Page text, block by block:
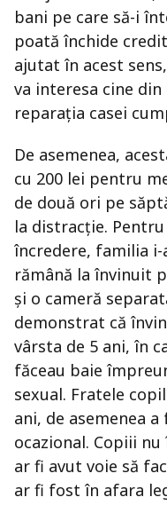
bani pe care să-i
poată închide
ajutat în acest
va interesa cine
reparația casei
De asemenea,
cu 200 lei pentru
de două ori pe
la distracție.
încredere, familia
rămână la învinuit
și o cameră
demonstrat că
vârsta de 5 ani, în
făceau baie
sexual. Fratele
ani, de asemenea
ocazional. Copiii
ar fi avut voie să
ar fi fost în afara